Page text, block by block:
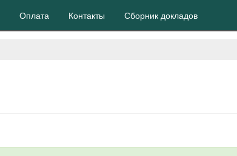
Оплата Контакты Сборник докладов